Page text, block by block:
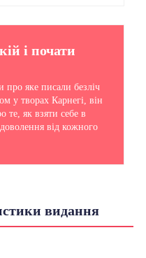
і почати
яке писали безліч
у творах Карнегі, він
те, як взяти себе в
від кожного
видання